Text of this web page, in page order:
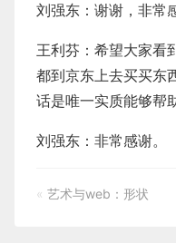
刘强东：谢谢，非常
王利芬：希望大家看
都到京东上去买买东
话是唯一实质能够帮
刘强东：非常感谢。
« 艺术与web：形状